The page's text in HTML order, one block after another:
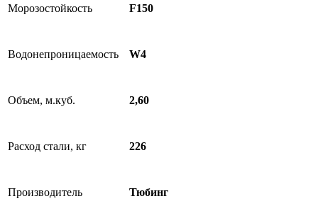
Морозостойкость F150
Водонепроницаемость W4
Объем, м.куб. 2,60
Расход стали, кг 226
Производитель Тюбинг